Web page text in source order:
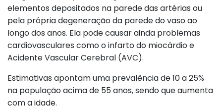
elementos depositados na parede das artérias ou
pela própria degeneração da parede do vaso ao
longo dos anos. Ela pode causar ainda problemas
cardiovasculares como o infarto do miocárdio e
Acidente Vascular Cerebral (AVC).
Estimativas apontam uma prevalência de 10 a 25%
na população acima de 55 anos, sendo que aumenta
com a idade.